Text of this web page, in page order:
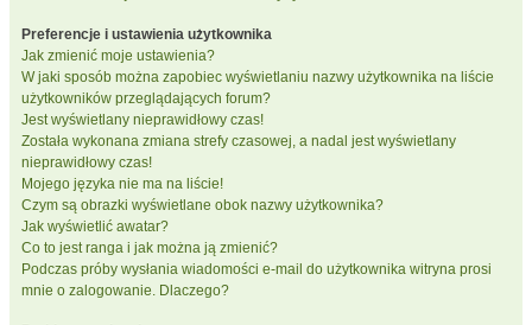
Preferencje i ustawienia użytkownika
Jak zmienić moje ustawienia?
W jaki sposób można zapobiec wyświetlaniu nazwy użytkownika na liście
użytkowników przeglądających forum?
Jest wyświetlany nieprawidłowy czas!
Została wykonana zmiana strefy czasowej, a nadal jest wyświetlany
nieprawidłowy czas!
Mojego języka nie ma na liście!
Czym są obrazki wyświetlane obok nazwy użytkownika?
Jak wyświetlić awatar?
Co to jest ranga i jak można ją zmienić?
Podczas próby wysłania wiadomości e-mail do użytkownika witryna prosi
mnie o zalogowanie. Dlaczego?